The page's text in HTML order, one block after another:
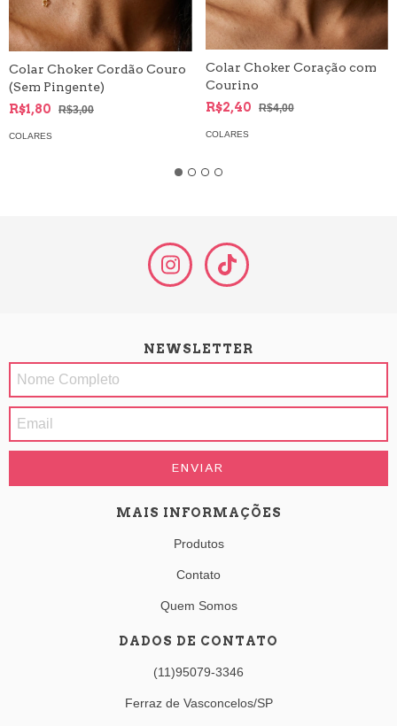
Colar Choker Cordão Couro
(Sem Pingente)
R$1,80
R$3,00
COLARES
Colar Choker Coração com
Courino
R$2,40
R$4,00
COLARES
NEWSLETTER
MAIS INFORMAÇÕES
Produtos
Contato
Quem Somos
DADOS DE CONTATO
(11)95079-3346
Ferraz de Vasconcelos/SP